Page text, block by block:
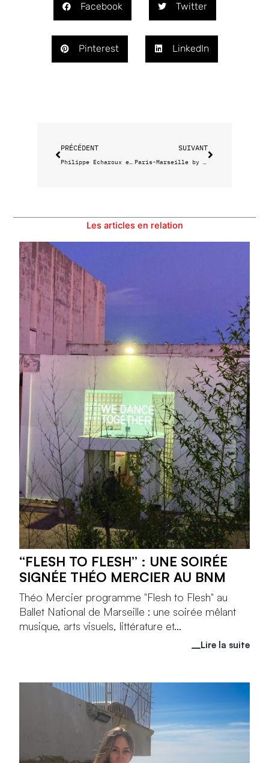
Facebook Twitter
Pinterest LinkedIn
PRÉCÉDENT
Philippe Echaroux et la lumière fut
SUIVANT
Paris-Marseille by Marina
Les articles en relation
“FLESH TO FLESH” : UNE SOIRÉE
SIGNÉE THÉO MERCIER AU BNM
Théo Mercier programme "Flesh to Flesh" au
Ballet National de Marseille : une soirée mêlant
musique, arts visuels, littérature et...
Lire la suite